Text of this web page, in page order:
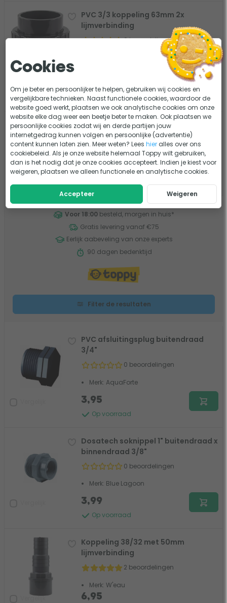
Vergelijk
PVC 3/3 koppeling 63mm 2x
lijmverbinding
0 beoordelingen
Op voorraad
Vergelijk
Koppelstuk stofzuigerslang (32 en
38mm)
1 beoordeling
6,95
Voor 18:00 besteld, morgen in huis*
Gratis levering vanaf €75
Eerlijk aabeveling van onze experts
90 dagen bedenktijd
Filter de resultaten
PVC afsluitingsplug buitendraad
3/4"
0 beoordelingen
Merk: AquaForte
Op voorraad
3,95
Dosatech soknippel 1" buitendraad x
binnendraad 3/8"
0 beoordelingen
Merk: Blue Lagoon
Op voorraad
3,99
Vergelijk
Koppeling 38/32 met 50mm
lijmverbinding
2 beoordelingen
Merk: W'eau
6,95
Cookies
Om je beter en persoonlijker te helpen, gebruiken wij cookies en
vergelijkbare technieken. Naast functionele cookies, waardoor de
website goed werkt, plaatsen we ook analytische cookies om onze
website elke dag weer een beetje beter te maken. Ook plaatsen we
persoonlijke cookies zodat wij en derde partijen jouw
internetgedrag kunnen volgen en persoonlijke (advertentie)
content kunnen laten zien. Meer weten? Leeshier alles over ons
cookiebeleid. Als je onze website helemaal Toppy wilt gebruiken,
dan is het nodig dat je onze cookies accepteert. Indien je kiest voor
weigeren, plaatsen we alleen functionele en analytische cookies.
Accepteer Weigeren